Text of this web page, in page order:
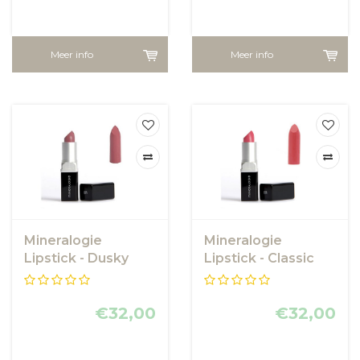
Meer info Meer info
Mineralogie
Lipstick - Dusky
Pink
€32,00
Mineralogie
Lipstick - Classic
Coral
€32,00